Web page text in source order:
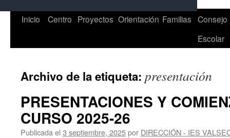
Saltar
Inicio Centro Proyectos Orientación Familias Consejo
Escolar
Archivo de la etiqueta: presentación
PRESENTACIONES Y
CURSO 2025-26
Publicada el 3 septiembre, 2025por DIRECCIÓN - IES